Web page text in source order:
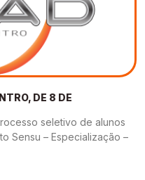
DE 8 DE
seletivo de alunos
Sensu – Especialização –